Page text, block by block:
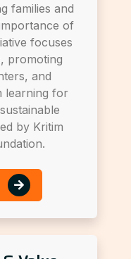
families and
of
focuses
promoting
and
learning for
by Kritim